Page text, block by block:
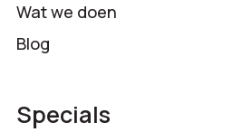
Wat we doen
Blog
Specials